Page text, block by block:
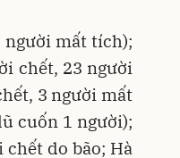
người mất tích);
chết, 23 người
3 người mất
cuốn 1 người);
chết do bão; Hà